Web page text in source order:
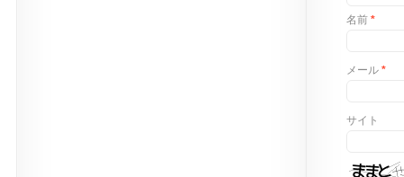
名前 *
メール *
サイト